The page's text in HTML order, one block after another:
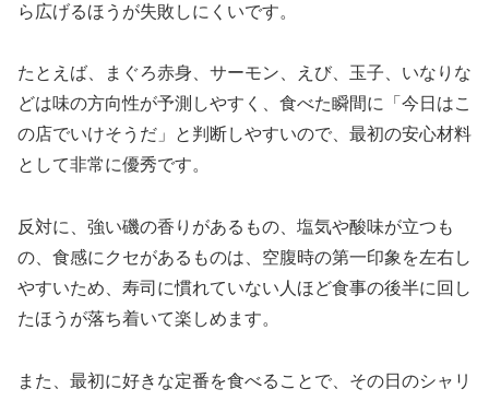
ら広げるほうが失敗しにくいです。
たとえば、まぐろ赤身、サーモン、えび、玉子、いなりな
どは味の方向性が予測しやすく、食べた瞬間に「今日はこ
の店でいけそうだ」と判断しやすいので、最初の安心材料
として非常に優秀です。
反対に、強い磯の香りがあるもの、塩気や酸味が立つも
の、食感にクセがあるものは、空腹時の第一印象を左右し
やすいため、寿司に慣れていない人ほど食事の後半に回し
たほうが落ち着いて楽しめます。
また、最初に好きな定番を食べることで、その日のシャリ